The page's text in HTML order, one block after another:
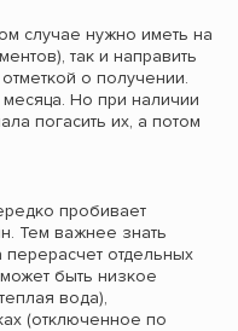
случае нужно иметь на
так и направить
о получении.
Но при наличии
погасить их, а потом
пробивает
Тем важнее знать
отдельных
быть низкое
вода),
(отключенное по